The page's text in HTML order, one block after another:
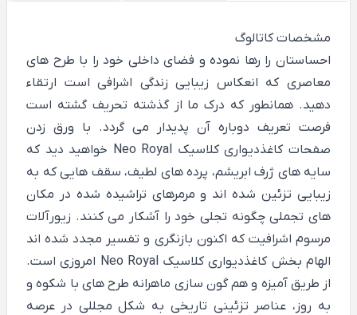
مشخصات کاتالوگ
احساستان را رها نموده و فضای داخلی خود را با طرح های
معاصری که انعکاس زیبایی زندگی اشرافی است ارتقاء
دهید. همانطور که درک ما از گذشته تحریف گشته است
فرصت تعریف دوباره آن پدیدار می گردد. با ورق زدن
صفحات کاغذدیواری کلاسیک Neo Royal خواهید دید که
سایه های ژرف ابریشم، پرده های لطیف، سقف هایی که به
زیبایی تزئین شده اند و مرمرهای تراشیده شده در مکان
های تجملی چگونه تجلی خود را آشکار می کنند. زیورآلات
مرسوم اشرافیت که اکنون بازنگری و تفسیر مجدد شده اند
الهام بخش کاغذدیواری کلاسیک Neo Royal امروزی است.
از طریق آمیزه و هم گون سازی ماهرانه طرح های با شکوه و
به روز، عناصر تزئینی تاریخی به شکل مجللی در عرصه